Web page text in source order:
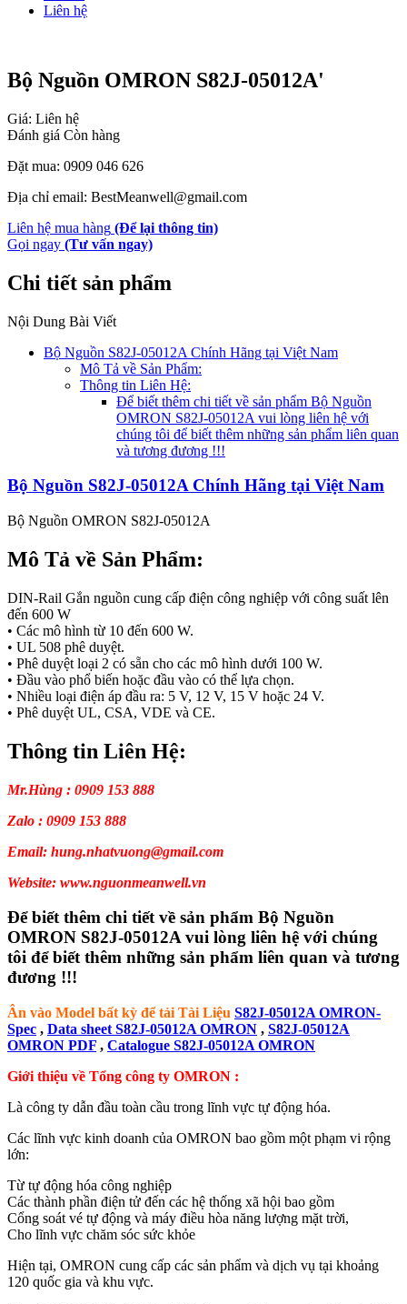
Liên hệ
Bộ Nguồn OMRON S82J-05012A'
Giá: Liên hệ
Đánh giá Còn hàng
Đặt mua: 0909 046 626
Địa chỉ email: BestMeanwell@gmail.com
Liên hệ mua hàng (Để lại thông tin)
Gọi ngay (Tư vấn ngay)
Chi tiết sản phẩm
Nội Dung Bài Viết
Bộ Nguồn S82J-05012A Chính Hãng tại Việt Nam
Mô Tả về Sản Phẩm:
Thông tin Liên Hệ:
Để biết thêm chi tiết về sản phẩm Bộ Nguồn
OMRON S82J-05012A vui lòng liên hệ với
chúng tôi để biết thêm những sản phẩm liên quan
và tương đương !!!
Bộ Nguồn S82J-05012A Chính Hãng tại Việt Nam
Bộ Nguồn OMRON S82J-05012A
Mô Tả về Sản Phẩm:
DIN-Rail Gắn nguồn cung cấp điện công nghiệp với công suất lên
đến 600 W
• Các mô hình từ 10 đến 600 W.
• UL 508 phê duyệt.
• Phê duyệt loại 2 có sẵn cho các mô hình dưới 100 W.
• Đầu vào phổ biến hoặc đầu vào có thể lựa chọn.
• Nhiều loại điện áp đầu ra: 5 V, 12 V, 15 V hoặc 24 V.
• Phê duyệt UL, CSA, VDE và CE.
Thông tin Liên Hệ:
Mr.Hùng : 0909 153 888
Zalo : 0909 153 888
Email: hung.nhatvuong@gmail.com
Website: www.nguonmeanwell.vn
Để biết thêm chi tiết về sản phẩm Bộ Nguồn
OMRON S82J-05012A vui lòng liên hệ với chúng
tôi để biết thêm những sản phẩm liên quan và tương
đương !!!
Ân vào Model bất kỳ để tải Tài Liệu S82J-05012A OMRON-
Spec , Data sheet S82J-05012A OMRON , S82J-05012A
OMRON PDF , Catalogue S82J-05012A OMRON
Giới thiệu về Tổng công ty OMRON :
Là công ty dẫn đầu toàn cầu trong lĩnh vực tự động hóa.
Các lĩnh vực kinh doanh của OMRON bao gồm một phạm vi rộng
lớn:
Từ tự động hóa công nghiệp
Các thành phần điện tử đến các hệ thống xã hội bao gồm
Cổng soát vé tự động và máy điều hòa năng lượng mặt trời,
Cho lĩnh vực chăm sóc sức khỏe
Hiện tại, OMRON cung cấp các sản phẩm và dịch vụ tại khoảng
120 quốc gia và khu vực.